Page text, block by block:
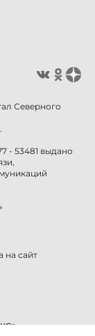
Северного
- 53481 выдано
на сайт
»